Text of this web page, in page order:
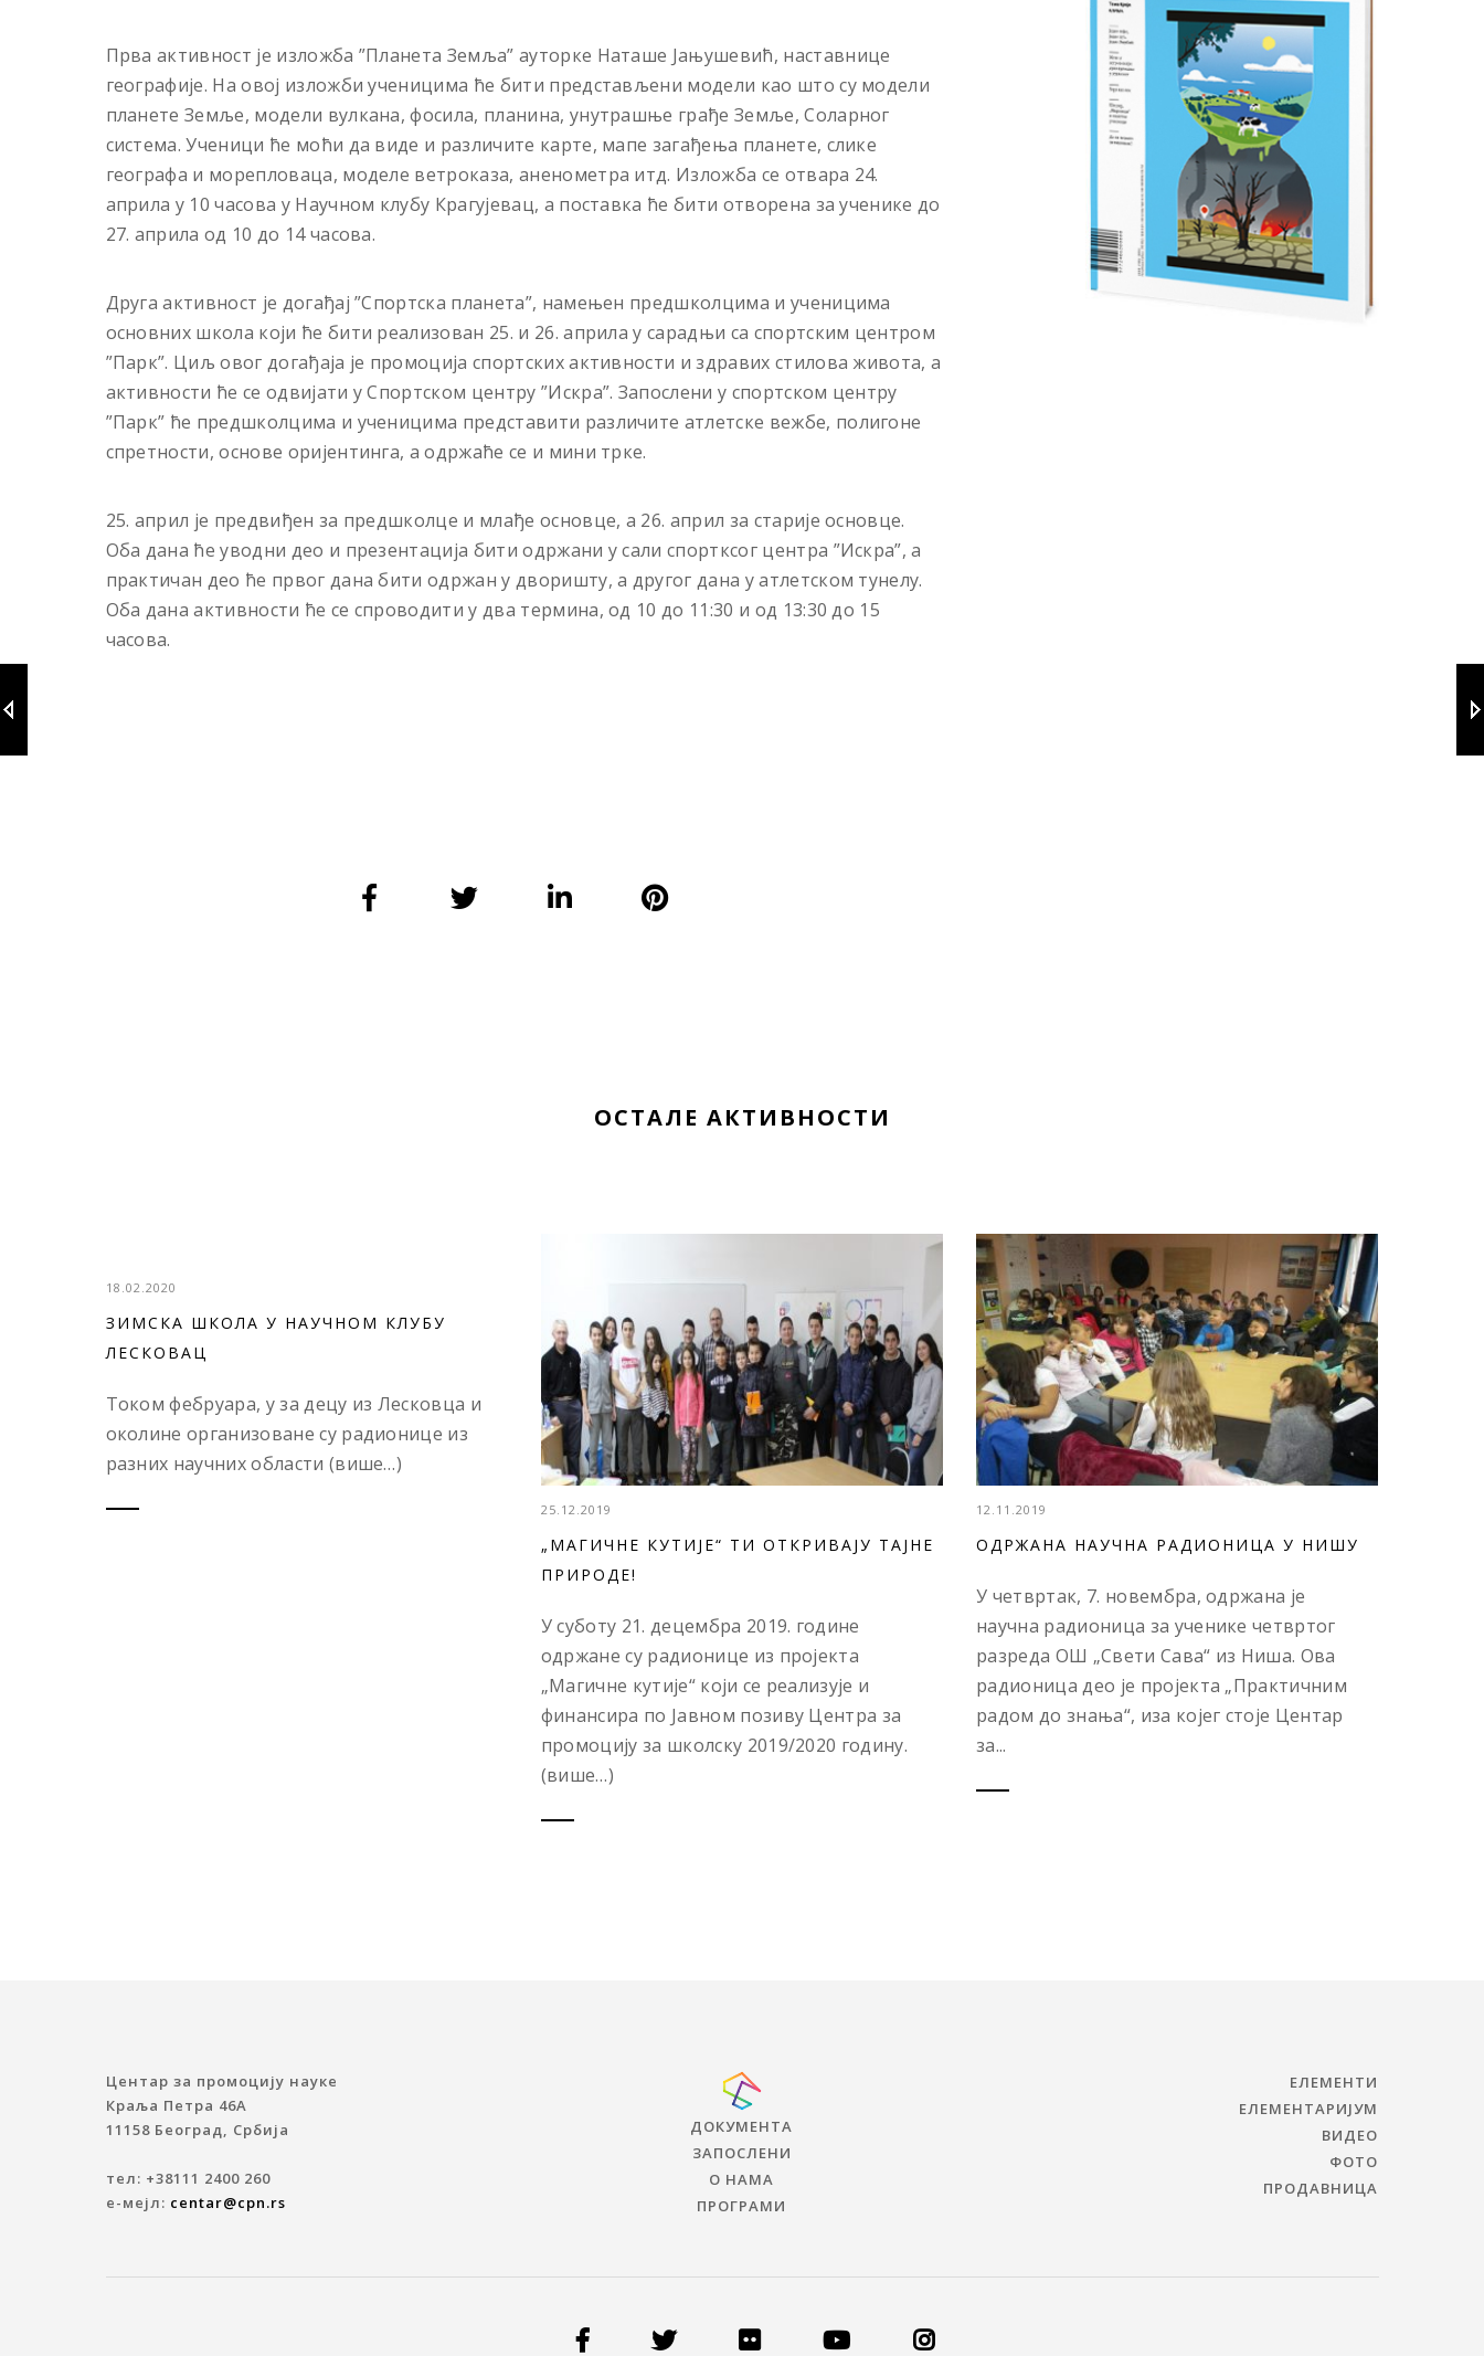
Прва активност је изложба ”Планета Земља” ауторке Наташе Јањушевић, наставнице
географије. На овој изложби ученицима ће бити представљени модели као што су модели
планете Земље, модели вулкана, фосила, планина, унутрашње грађе Земље, Соларног
система. Ученици ће моћи да виде и различите карте, мапе загађења планете, слике
географа и морепловаца, моделе ветроказа, аненометра итд. Изложба се отвара 24.
априла у 10 часова у Научном клубу Крагујевац, а поставка ће бити отворена за ученике до
27. априла од 10 до 14 часова.
Друга активност је догађај ”Спортска планета”, намењен предшколцима и ученицима
основних школа који ће бити реализован 25. и 26. априла у сарадњи са спортским центром
”Парк”. Циљ овог догађаја је промоција спортских активности и здравих стилова живота, а
активности ће се одвијати у Спортском центру ”Искра”. Запослени у спортском центру
”Парк” ће предшколцима и ученицима представити различите атлетске вежбе, полигоне
спретности, основе оријентинга, а одржаће се и мини трке.
25. април је предвиђен за предшколце и млађе основце, а 26. април за старије основце.
Оба дана ће уводни део и презентација бити одржани у сали спортксог центра ”Искра”, а
практичан део ће првог дана бити одржан у дворишту, а другог дана у атлетском тунелу.
Оба дана активности ће се спроводити у два термина, од 10 до 11:30 и од 13:30 до 15
часова.
ОСТАЛЕ АКТИВНОСТИ
18.02.2020
ЗИМСКА ШКОЛА У НАУЧНОМ КЛУБУ
ЛЕСКОВАЦ
Током фебруара, у за децу из Лесковца и
околине организоване су радионице из
разних научних области (више…)
25.12.2019
„МАГИЧНЕ КУТИЈЕ“ ТИ ОТКРИВАЈУ ТАЈНЕ
ПРИРОДЕ!
У суботу 21. децембра 2019. године
одржане су радионице из пројекта
„Магичне кутије“ који се реализује и
финансира по Јавном позиву Центра за
промоцију за школску 2019/2020 годину.
(више…)
12.11.2019
OДРЖАНА НАУЧНА РАДИОНИЦА У НИШУ
У четвртак, 7. новембра, одржана је
научна радионица за ученике четвртог
разреда ОШ „Свети Сава“ из Ниша. Ова
радионица део је пројекта „Практичним
радом до знања“, иза којег стоје Центар
за...
Центар за промоцију науке
Краља Петра 46A
11158 Београд, Србија
тел: +38111 2400 260
е-мејл: centar@cpn.rs
ДОКУМЕНТА
ЗАПОСЛЕНИ
О НАМА
ПРОГРАМИ
ЕЛЕМЕНТИ
ЕЛЕМЕНТАРИЈУМ
ВИДЕО
ФОТО
ПРОДАВНИЦА